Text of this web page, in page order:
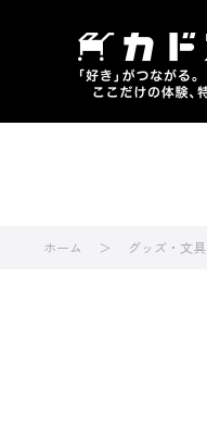
ホーム グッズ・文具